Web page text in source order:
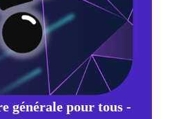
générale pour tous -